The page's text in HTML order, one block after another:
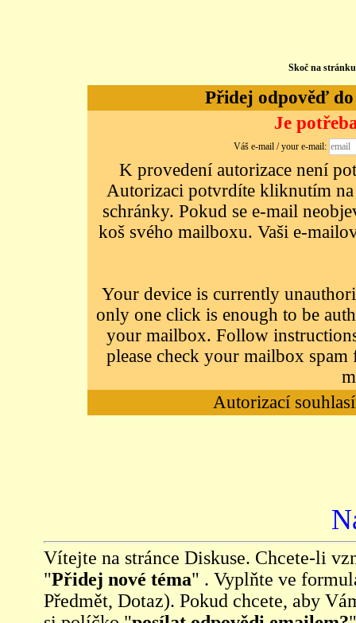
Skoč na
Přidej odpověď
Je
Váš e-mail / your e-mail:
K provedení autorizace není
Autorizaci potvrdíte kliknutím na
schránky. Pokud se e-mail
koš svého mailboxu. Vaši e-
Your device is currently
only one click is enough to be
your mailbox. Follow
please check your mailbox
Autorizací
Vítejte na stránce Diskuse. Chcete-li
"Přidej nové téma" . Vyplňte ve
Předmět, Dotaz). Pokud chcete, aby